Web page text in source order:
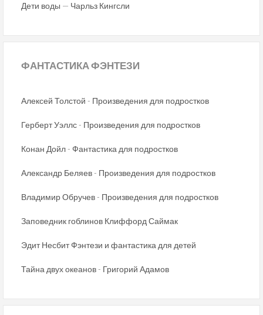
Дети воды — Чарльз Кингсли
ФАНТАСТИКАФЭНТЕЗИ
Алексей Толстой - Произведения для подростков
Герберт Уэллс - Произведения для подростков
Конан Дойл - Фантастика для подростков
Александр Беляев - Произведения для подростков
Владимир Обручев - Произведения для подростков
Заповедник гоблинов Клиффорд Саймак
Эдит Несбит Фэнтези и фантастика для детей
Тайна двух океанов - Григорий Адамов